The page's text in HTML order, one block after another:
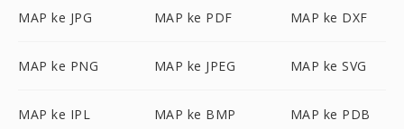
MAP ke JPG MAP ke PDF MAP ke DXF
MAP ke PNG MAP ke JPEG MAP ke SVG
MAP ke IPL MAP ke BMP MAP ke PDB